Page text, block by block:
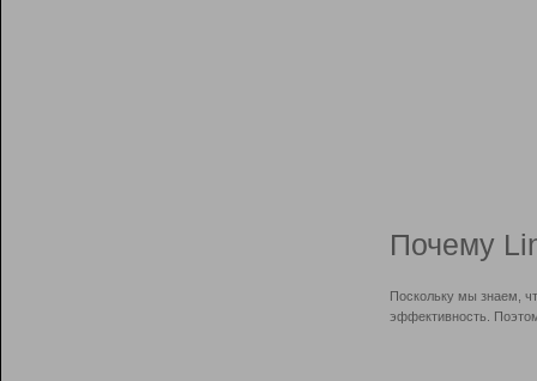
Почему
Поскольку мы знаем,
эффективность.